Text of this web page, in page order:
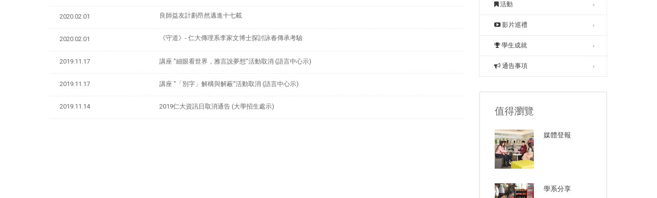
2020.02.01 良師益友計劃昂然邁進十七載
2020.02.01 《守道》- 仁大傳理系李家文博士探討詠春傳承考驗
2019.11.17 講座 "細眼看世界，雅言說夢想"活動取消 (語言中心示)
2019.11.17 講座 "「別字」解構與解蔽"活動取消 (語言中心示)
2019.11.14 2019仁大資訊日取消通告 (大學招生處示)
活動
影片巡禮
學生成就
通告事項
值得瀏覽
媒體登報
學系分享